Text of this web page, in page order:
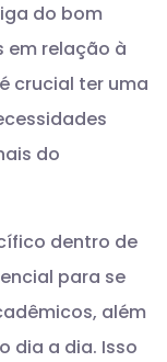
do bom
em relação à
crucial ter uma
do
dentro de
para se
além
dia a dia. Isso